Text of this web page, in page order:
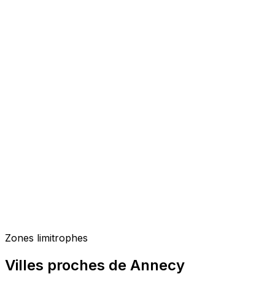
Zones limitrophes
Villes proches de Annecy